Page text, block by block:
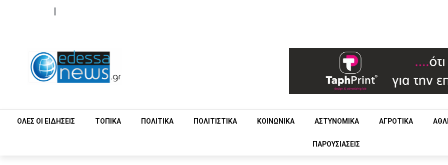
ΟΛΕΣ ΟΙ ΕΙΔΗΣΕΙΣ ΤΟΠΙΚΑ ΠΟΛΙΤΙΚΑ ΠΟΛΙΤΙΣΤΙΚΑ ΚΟΙΝΩΝΙΚΑ ΑΣΤΥΝΟΜΙΚΑ ΑΓΡΟΤΙΚΑ
ΠΑΡΟΥΣΙΑΣΕΙΣ